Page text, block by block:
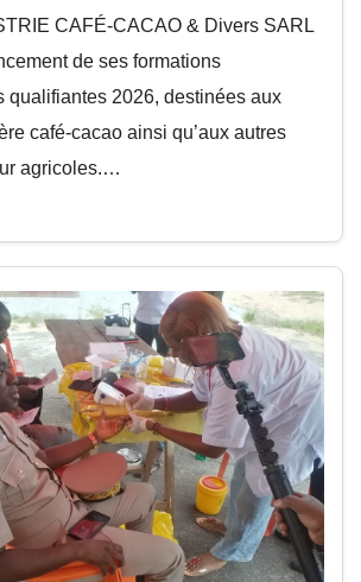
CAFÉ-CACAO & Divers SARL
de ses formations
qualifiantes 2026, destinées aux
café-cacao ainsi qu’aux autres
agricoles.…